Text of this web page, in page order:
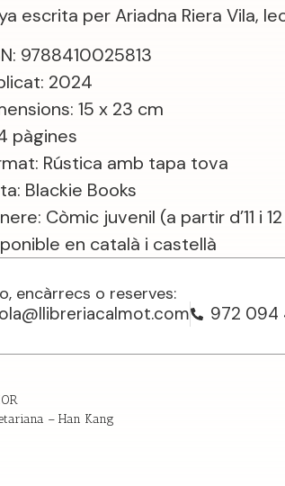
escrita per Ariadna Riera Vila,
9788410025813
2024
15 x 23 cm
pàgines
Rústica amb tapa tova
Blackie Books
Còmic juvenil (a partir d’11 i
en català i castellà
encàrrecs o reserves:
972 094
– Han Kang